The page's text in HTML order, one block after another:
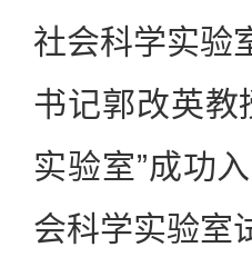
社会科学实验
书记郭改英教
实验室”成功
会科学实验室